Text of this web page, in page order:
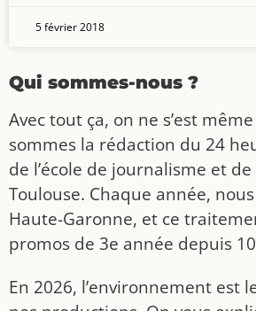
5 février 2018
Qui sommes-nous ?
Avec tout ça, on ne s’est
sommes la rédaction du 24
de l’école de journalisme et
Toulouse. Chaque année,
Haute-Garonne, et ce
promos de 3e année depuis
En 2026, l’environnement est